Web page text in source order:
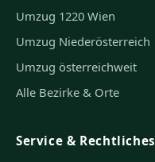
Umzug 1220 Wien
Umzug Niederösterreich
Umzug österreichweit
Alle Bezirke & Orte
Service & Rechtliches